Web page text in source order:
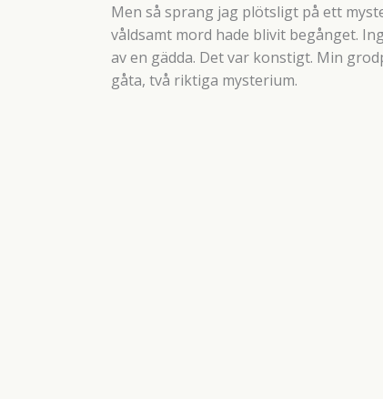
Men så sprang jag plötsligt på ett
våldsamt mord hade blivit begånget.
av en gädda. Det var konstigt. Min
gåta, två riktiga mysterium.